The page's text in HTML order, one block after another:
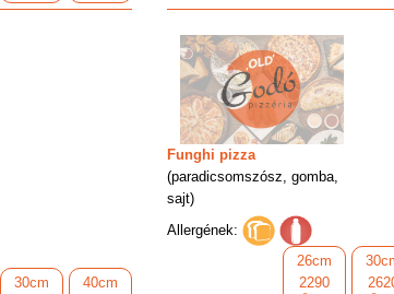
30cm
40cm
Funghi pizza
(paradicsomszósz, gomba,
sajt)
Allergének:
26cm
2290